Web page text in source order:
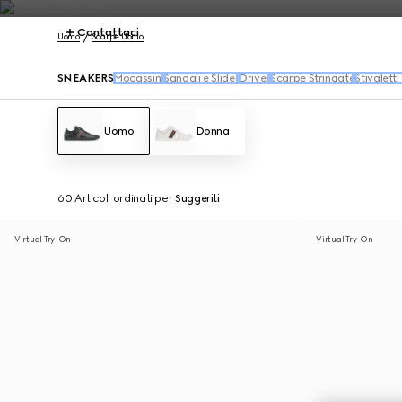
Contattaci
Uomo Scarpe Uomo
SNEAKERS Mocassini Sandali e Slider Driver Scarpe StringateStivaletti
Uomo Donna
60 Articoli ordinati perSuggeriti
Virtual Try-On Virtual Try-On